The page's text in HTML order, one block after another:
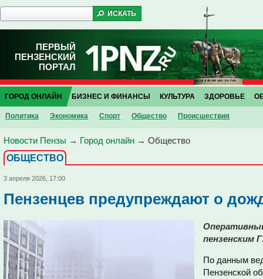
ПЕРВЫЙ
ПЕНЗЕНСКИЙ
ПОРТАЛ
ГОРОД ОНЛАЙН
Политика Экономика Спорт Общество Проиcшествия
БИЗНЕС И ФИНАНСЫ КУЛЬТУРА ЗДОРОВЬЕ
Новости Пензы → Город онлайн → Общество
ОБЩЕСТВО
3 апреля 2026, 17:00
Пензенцев предупреждают о
пензенским
По данным
Пензенской